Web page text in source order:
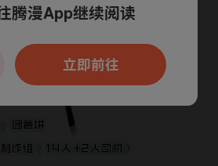
App阅读，可打开App新用
户7天免费看
腾漫App继续阅读
立即前往